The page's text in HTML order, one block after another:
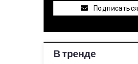
Подписаться
В тренде